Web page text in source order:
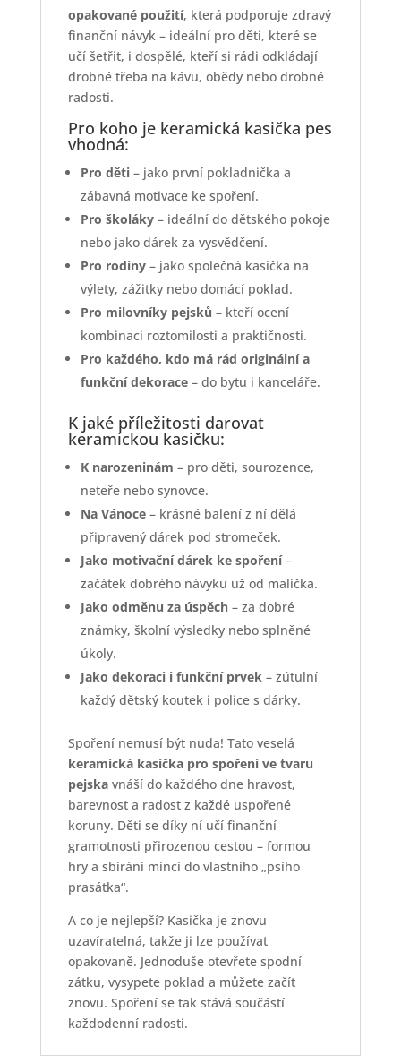
opakované použití, která podporuje zdravý
finanční návyk – ideální pro děti, které se
učí šetřit, i dospělé, kteří si rádi odkládají
drobné třeba na kávu, obědy nebo drobné
radosti.
Pro koho je keramická kasička pes
vhodná:
Pro děti– jako první pokladnička a
zábavná motivace ke spoření.
Pro školáky– ideální do dětského pokoje
nebo jako dárek za vysvědčení.
Pro rodiny– jako společná kasička na
výlety, zážitky nebo domácí poklad.
Pro milovníky pejsků – kteří ocení
kombinaci roztomilosti a praktičnosti.
Pro každého, kdo má rád originální a
funkční dekorace– do bytu i kanceláře.
K jaké příležitosti darovat
keramickou kasičku:
K narozeninám – pro děti, sourozence,
neteře nebo synovce.
Na Vánoce– krásné balení z ní dělá
připravený dárek pod stromeček.
Jako motivační dárek ke spoření–
začátek dobrého návyku už od malička.
Jako odměnu za úspěch– za dobré
známky, školní výsledky nebo splněné
úkoly.
Jako dekoraci i funkční prvek– zútulní
každý dětský koutek i police s dárky.
Spoření nemusí být nuda! Tato veselá
keramická kasička pro spoření ve tvaru
pejskavnáší do každého dne hravost,
barevnost a radost z každé uspořené
koruny. Děti se díky ní učí finanční
gramotnosti přirozenou cestou – formou
hry a sbírání mincí do vlastního „psího
prasátka“.
A co je nejlepší? Kasička je znovu
uzavíratelná, takže ji lze používat
opakovaně. Jednoduše otevřete spodní
zátku, vysypete poklad a můžete začít
znovu. Spoření se tak stává součástí
každodenní radosti.